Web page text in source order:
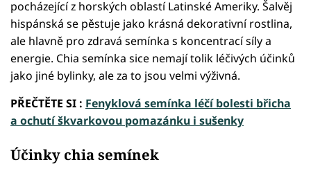
pocházející z horských oblastí Latinské Ameriky. Šalvěj
hispánská se pěstuje jako krásná dekorativní rostlina,
ale hlavně pro zdravá semínka s koncentrací síly a
energie. Chia semínka sice nemají tolik léčivých účinků
jako jiné bylinky, ale za to jsou velmi výživná.
PŘEČTĚTE SI : Fenyklová semínka léčí bolesti břicha
a ochutí škvarkovou pomazánku i sušenky
Účinky chia semínek